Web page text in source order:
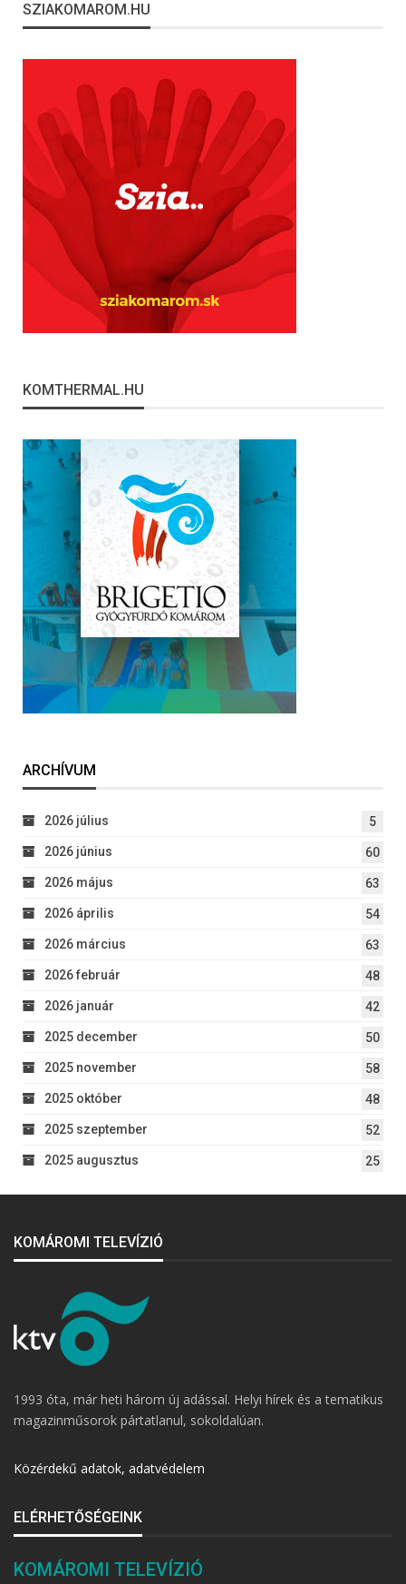
SZIAKOMAROM.HU
KOMTHERMAL.HU
ARCHÍVUM
2026 július 5
2026 június 60
2026 május 63
2026 április 54
2026 március 63
2026 február 48
2026 január 42
2025 december 50
2025 november 58
2025 október 48
2025 szeptember 52
2025 augusztus 25
KOMÁROMI TELEVÍZIÓ
1993 óta, már heti három új adással. Helyi hírek és a tematikus
magazinműsorok pártatlanul, sokoldalúan.
Közérdekű adatok, adatvédelem
ELÉRHETŐSÉGEINK
KOMÁROMI TELEVÍZIÓ